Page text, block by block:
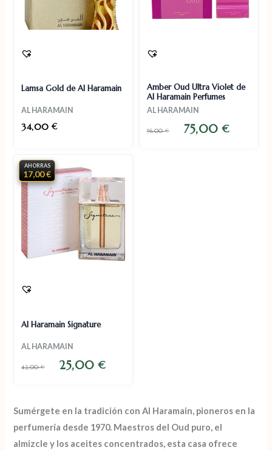
Lamsa Gold de Al Haramain
AL HARAMAIN
34,00€
Amber Oud Ultra Violet de
Al Haramain Perfumes
AL HARAMAIN
96,00€ 75,00€
AHORRAS
17,00 €
Al Haramain Signature
AL HARAMAIN
42,00€ 25,00€
Sumérgete en la tradición conAl Haramain, pioneros en la
perfumería desde 1970. Maestros del Oud puro, el
almizcle y los aceites concentrados, esta casa ofrece